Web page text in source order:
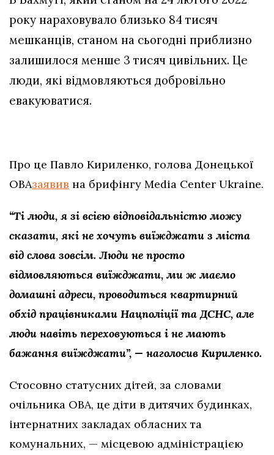
року нараховувало близько 84 тисяч
мешканців, станом на сьогодні приблизно
залишилося менше 3 тисяч цивільних. Це
люди, які відмовляються добровільно
евакуюватися.
Про це Павло Кириленко, голова Донецької
ОВАзаявив на брифінгу Media Center Ukraine.
“Ті люди, я зі всією відповідальністю можу
сказати, які не хочуть виїжджати з міста
від слова зовсім. Люди не просто
відмовляються виїжджати, ми ж маємо
домашні адреси, проводиться квартирний
обхід працівниками Нацполіції та ДСНС, але
люди навіть переховуються і не мають
бажання виїжджати”, — наголосив Кириленко.
Стосовно статусних дітей, за словами
очільника ОВА, це діти в дитячих будинках,
інтернатних закладах обласних та
комунальних, — місцевою адміністрацією